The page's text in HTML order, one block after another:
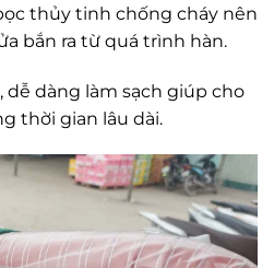
thủy tinh chống cháy nên
bắn ra từ quá trình hàn.
dàng làm sạch giúp cho
thời gian lâu dài.